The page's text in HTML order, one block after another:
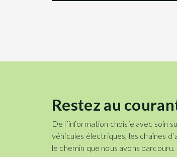
Restez au
De l’information choisie avec soin
véhicules électriques, les chaînes
le chemin que nous avons parcouru.